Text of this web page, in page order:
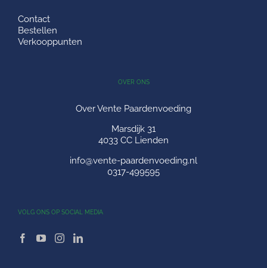
Contact
Bestellen
Verkooppunten
OVER ONS
Over Vente Paardenvoeding
Marsdijk 31
4033 CC Lienden
info@vente-paardenvoeding.nl
0317-499595
VOLG ONS OP SOCIAL MEDIA